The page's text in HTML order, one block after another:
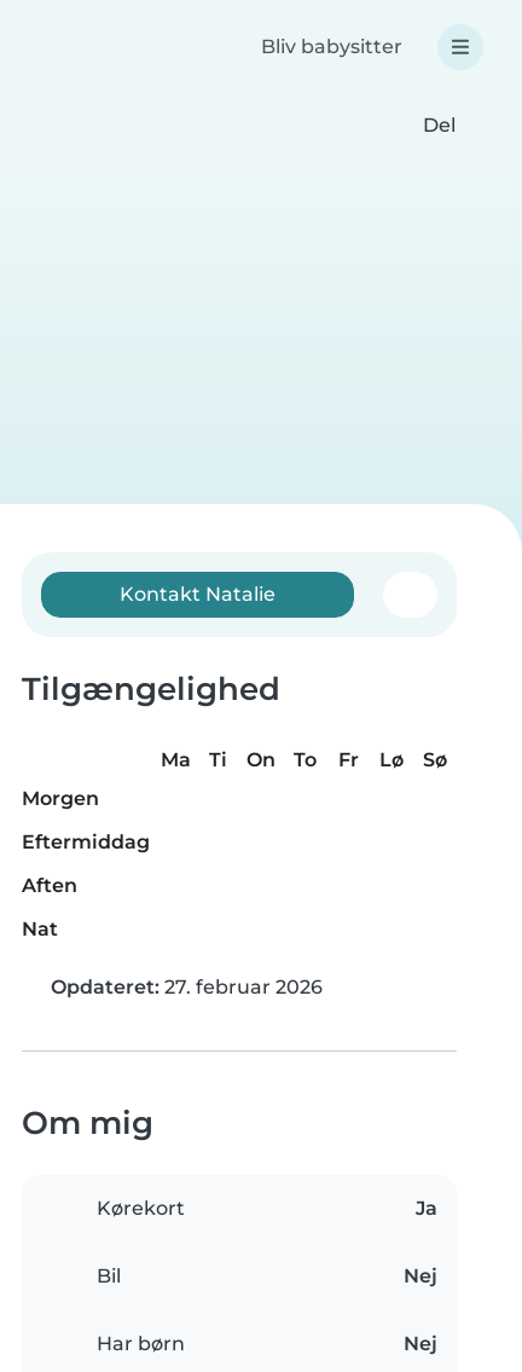
Bliv babysitter
Del
Kontakt Natalie
Tilgængelighed
Ma Ti On To Fr Lø
Sø
Morgen
Eftermiddag
Aften
Nat
Opdateret: 27. februar 2026
Om mig
Kørekort Ja
Bil Nej
Har børn Nej